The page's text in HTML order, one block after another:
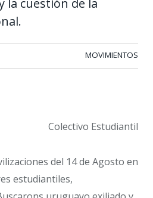
la cuestión de la
MOVIMIENTOS
Colectivo Estudiantil
del 14 de Agosto en
estudiantiles,